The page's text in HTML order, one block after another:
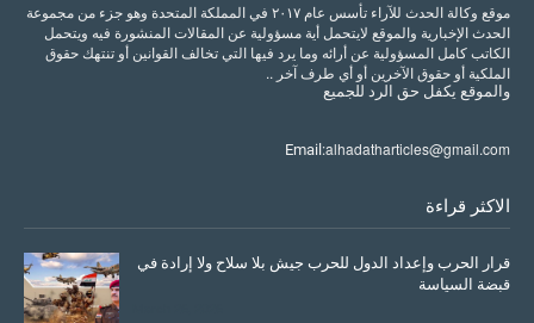
موقع وكالة الحدث للآراء تأسس عام ٢٠١٧ في المملكة المتحدة وهو جزء من مجموعة
الحدث الإخبارية والموقع لايتحمل أية مسؤولية عن المقالات المنشورة فيه ويتحمل
الكاتب كامل المسؤولية عن أرائه وما يرد فيها التي تخالف القوانين أو تنتهك حقوق
الملكية أو حقوق الآخرين أو أي طرف آخر ..
والموقع يكفل حق الرد للجميع
Email:alhadatharticles@gmail.com
الاكثر قراءة
قرار الحرب وإعداد الدول للحرب جيش بلا سلاح ولا إرادة في
قبضة السياسة